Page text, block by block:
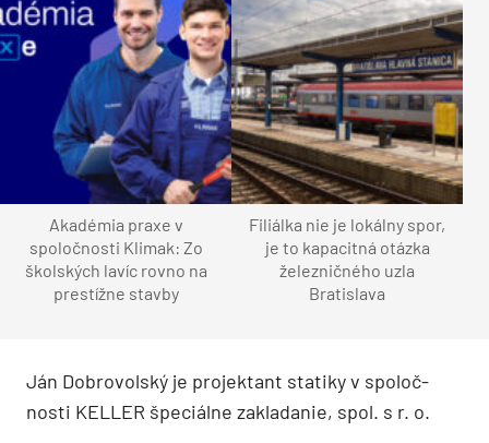
Akadémia praxe v
spoločnosti Klimak: Zo
školských lavíc rovno na
prestížne stavby
Filiálka nie je lokálny spor,
je to kapacitná otázka
železničného uzla
Bratislava
Ján Dobrovolský je projektant statiky v spoloč­
nosti KELLER špeciálne zakladanie, spol. s r. o.